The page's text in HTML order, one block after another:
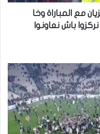
مع المباراة وخا
باش نعاونوا